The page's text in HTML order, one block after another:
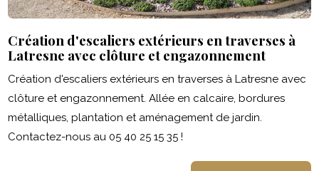
Création d'escaliers extérieurs en traverses à
Latresne avec clôture et engazonnement
Création d'escaliers extérieurs en traverses à Latresne avec
clôture et engazonnement. Allée en calcaire, bordures
métalliques, plantation et aménagement de jardin.
Contactez-nous au 05 40 25 15 35 !